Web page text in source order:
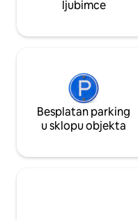
ljubimce
Besplatan parking
u sklopu objekta